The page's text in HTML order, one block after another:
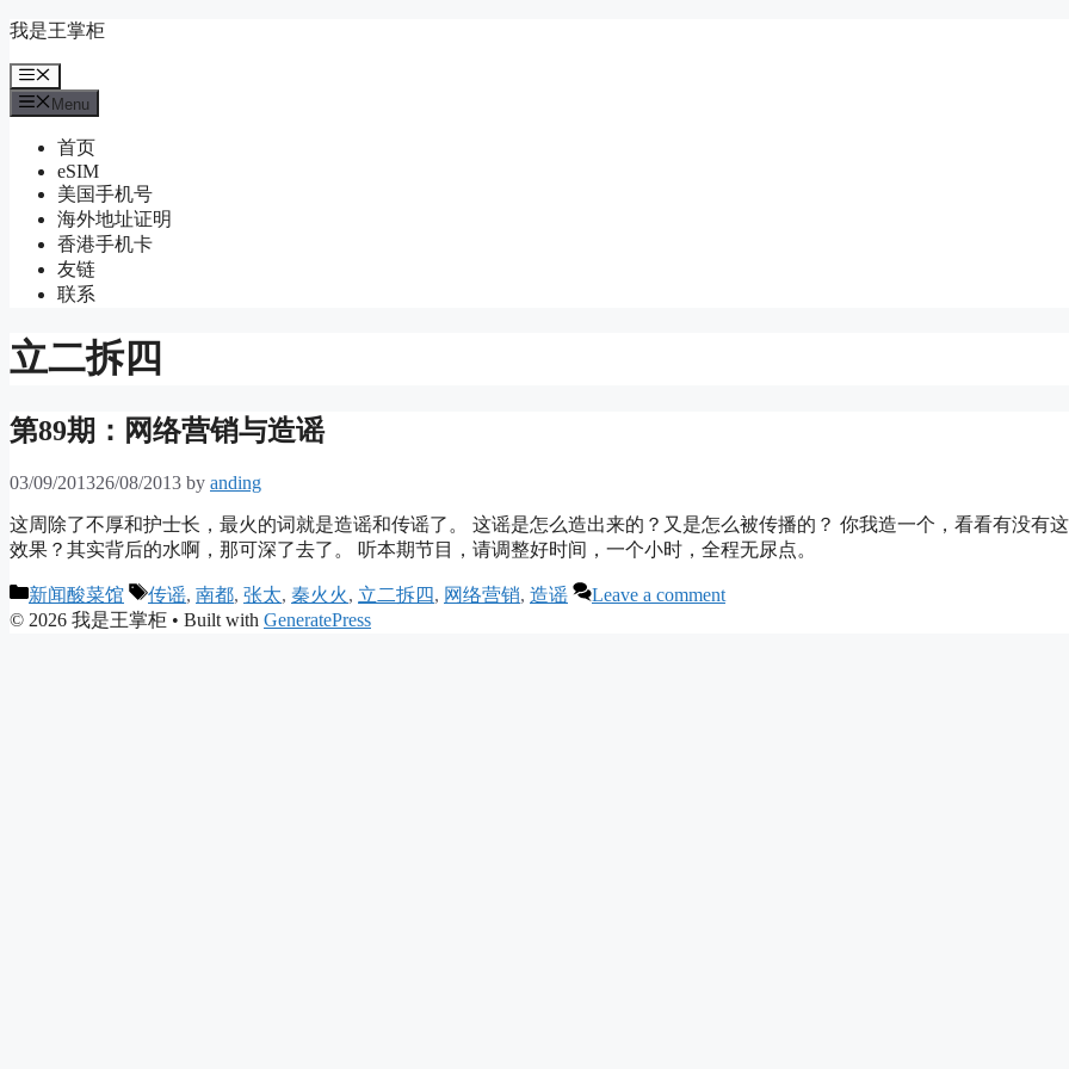
Skip
content
我是王掌柜
Menu
Menu
首页
eSIM
美国手机号
海外地址证明
香港手机卡
友链
联系
立二拆四
第89期：网络营销与造谣
03/09/201326/08/2013 by anding
这周除了不厚和护士长，最火的词就是造谣和传谣了。 这谣是怎么造出来的？又是怎么被传播的？ 你我造一个，看看有没有
效果？其实背后的水啊，那可深了去了。 听本期节目，请调整好时间，一个小时，全程无尿点。
Categories
新闻酸菜馆 Tags
传谣, 南都, 张太, 秦火火, 立二拆四, 网络营销, 造谣
Leave a comment
© 2026 我是王掌柜 • Built with GeneratePress